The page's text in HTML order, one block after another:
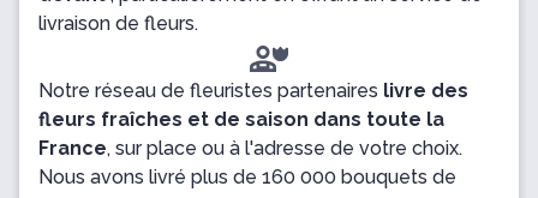
livraison de fleurs.
Notre réseau de fleuristes partenaires livre des
fleurs fraîches et de saison dans toute la
France, sur place ou à l'adresse de votre choix.
Nous avons livré plus de 160 000 bouquets de